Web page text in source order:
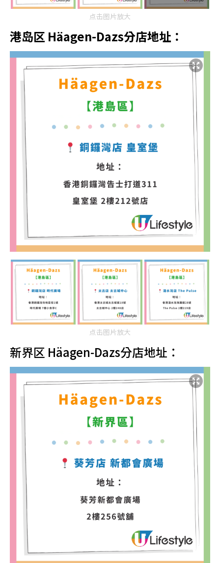
点击图片放大
港岛区 Häagen-Dazs分店地址：
点击图片放大
新界区 Häagen-Dazs分店地址：